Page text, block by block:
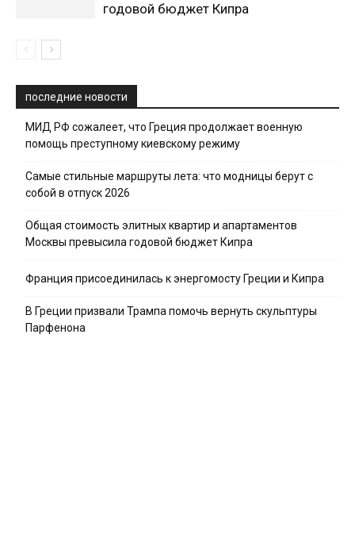
годовой бюджет Кипра
последние новости
МИД РФ сожалеет, что Греция продолжает военную
помощь преступному киевскому режиму
Самые стильные маршруты лета: что модницы берут с
собой в отпуск 2026
Общая стоимость элитных квартир и апартаментов
Москвы превысила годовой бюджет Кипра
Франция присоединилась к энергомосту Греции и Кипра
В Греции призвали Трампа помочь вернуть скульптуры
Парфенона